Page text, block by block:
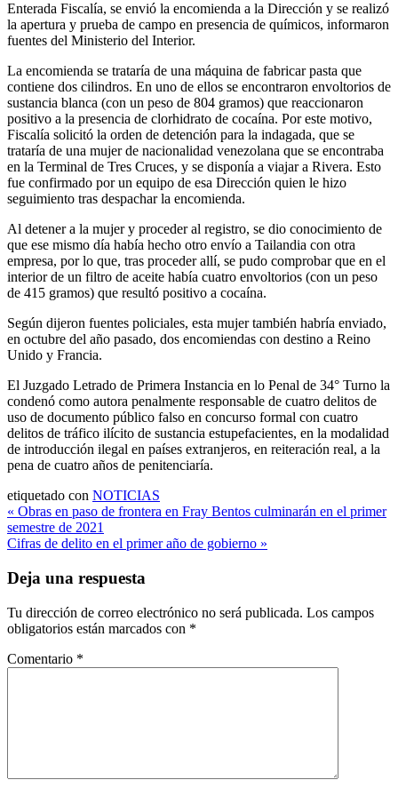
Enterada Fiscalía, se envió la encomienda a la Dirección y se realizó
la apertura y prueba de campo en presencia de químicos, informaron
fuentes del Ministerio del Interior.
La encomienda se trataría de una máquina de fabricar pasta que
contiene dos cilindros. En uno de ellos se encontraron envoltorios de
sustancia blanca (con un peso de 804 gramos) que reaccionaron
positivo a la presencia de clorhidrato de cocaína. Por este motivo,
Fiscalía solicitó la orden de detención para la indagada, que se
trataría de una mujer de nacionalidad venezolana que se encontraba
en la Terminal de Tres Cruces, y se disponía a viajar a Rivera. Esto
fue confirmado por un equipo de esa Dirección quien le hizo
seguimiento tras despachar la encomienda.
Al detener a la mujer y proceder al registro, se dio conocimiento de
que ese mismo día había hecho otro envío a Tailandia con otra
empresa, por lo que, tras proceder allí, se pudo comprobar que en el
interior de un filtro de aceite había cuatro envoltorios (con un peso
de 415 gramos) que resultó positivo a cocaína.
Según dijeron fuentes policiales, esta mujer también habría enviado,
en octubre del año pasado, dos encomiendas con destino a Reino
Unido y Francia.
El Juzgado Letrado de Primera Instancia en lo Penal de 34° Turno la
condenó como autora penalmente responsable de cuatro delitos de
uso de documento público falso en concurso formal con cuatro
delitos de tráfico ilícito de sustancia estupefacientes, en la modalidad
de introducción ilegal en países extranjeros, en reiteración real, a la
pena de cuatro años de penitenciaría.
etiquetado con NOTICIAS
Navegación
de
« Obras en paso de frontera en Fray Bentos culminarán en el primer
semestre de 2021
Cifras de delito en el primer año de gobierno »
Deja una respuesta
Tu dirección de correo electrónico no será publicada. Los campos
obligatorios están marcados con *
Comentario *